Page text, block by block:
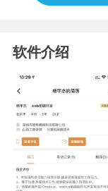
软件介绍